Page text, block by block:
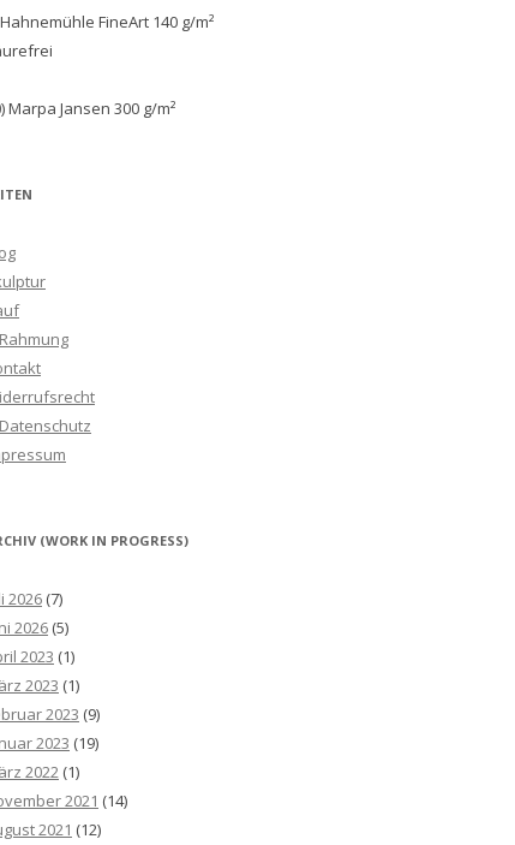
Hahnemühle FineArt 140 g/m²
Marpa Jansen 300 g/m²
Rahmung
Datenschutz
(WORK IN PROGRESS)
2026 (7)
2026 (5)
2023 (1)
2023 (1)
2023 (9)
2023 (19)
2022 (1)
2021 (14)
2021 (12)